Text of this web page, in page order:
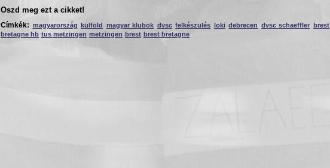
Oszd meg ezt a cikket!
Címkék: magyarország külföld magyar klubok dvsc felkészülés loki debrecen dvsc schaeffler brest
bretagne hb tus metzingen metzingen brest brest bretagne